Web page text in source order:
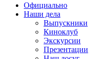
Официально
Наши дела
Выпускники
Киноклуб
Экскурсии
Презентации